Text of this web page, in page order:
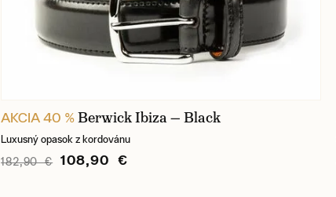
AKCIA 40 %Berwick Ibiza — Black
Luxusný opasok z kordovánu
182,90 € 108,90 €